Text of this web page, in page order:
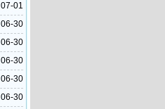
07-01
06-30
06-30
06-30
06-30
06-30